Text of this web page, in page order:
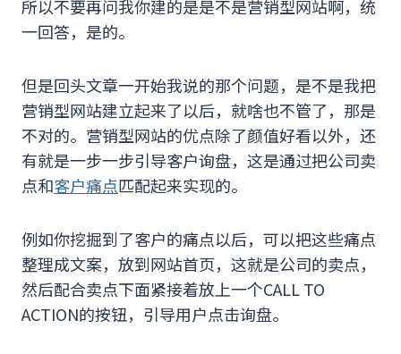
所以不要再问我你建的是是不是营销型网站啊，统
一回答，是的。
但是回头文章一开始我说的那个问题，是不是我把
营销型网站建立起来了以后，就啥也不管了，那是
不对的。营销型网站的优点除了颜值好看以外，还
有就是一步一步引导客户询盘，这是通过把公司卖
点和客户痛点匹配起来实现的。
例如你挖掘到了客户的痛点以后，可以把这些痛点
整理成文案，放到网站首页，这就是公司的卖点，
然后配合卖点下面紧接着放上一个CALL TO
ACTION的按钮，引导用户点击询盘。